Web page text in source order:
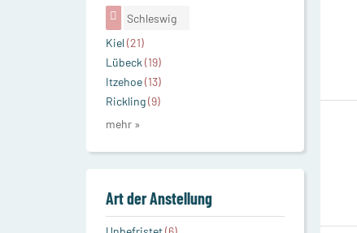
Schleswig
Kiel(21)
Lübeck(19)
Itzehoe(13)
Rickling(9)
mehr »
Art der Anstellung